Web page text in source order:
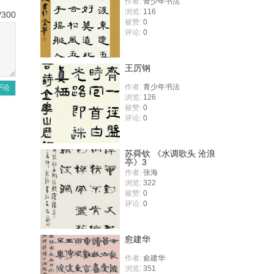
论
浏览: 116
被赞: 0
评论: 0
王厉钢
作者: 青少年书法
浏览: 126
被赞: 0
评论: 0
苏舜钦 《水调歌头 沧浪
亭》3
作者: 张海
浏览: 322
被赞: 0
评论: 0
愈建华
作者: 俞建华
浏览: 351